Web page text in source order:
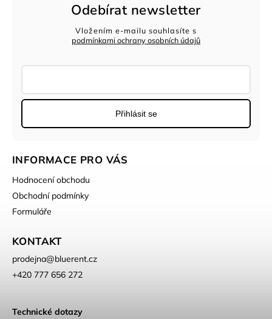
Odebírat newsletter
Vložením e-mailu souhlasíte s
podmínkami ochrany osobních údajů
Přihlásit se
INFORMACE PRO VÁS
Hodnocení obchodu
Obchodní podmínky
Formuláře
KONTAKT
prodejna@bluerent.cz
+420 777 656 272
Technické dotazy